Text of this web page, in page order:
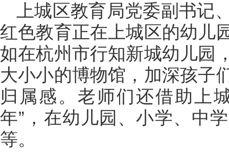
上城区教育局党委副书记
红色教育正在上城区的幼儿
如在杭州市行知新城幼儿园
大小小的博物馆，加深孩子
归属感。老师们还借助上
年”，在幼儿园、小学、中
等。